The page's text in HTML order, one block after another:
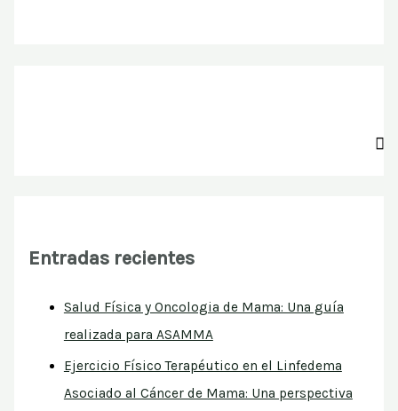
Entradas recientes
Salud Física y Oncologia de Mama: Una guía
realizada para ASAMMA
Ejercicio Físico Terapéutico en el Linfedema
Asociado al Cáncer de Mama: Una perspectiva